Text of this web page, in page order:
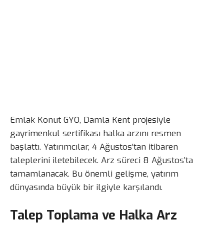
Emlak Konut GYO, Damla Kent projesiyle
gayrimenkul sertifikası halka arzını resmen
başlattı. Yatırımcılar, 4 Ağustos’tan itibaren
taleplerini iletebilecek. Arz süreci 8 Ağustos’ta
tamamlanacak. Bu önemli gelişme, yatırım
dünyasında büyük bir ilgiyle karşılandı.
Talep Toplama ve Halka Arz